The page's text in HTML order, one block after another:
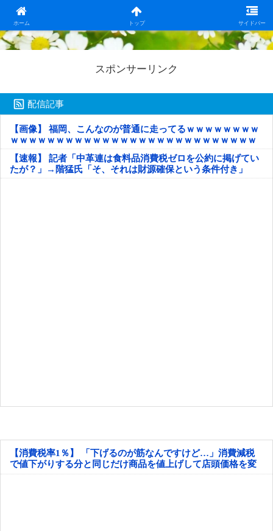
ホーム トップ サイドバー
日本第一！ニュース録
スポンサーリンク
配信記事
【画像】 福岡、こんなのが普通に走ってるｗｗｗｗｗｗｗｗ
ｗｗｗｗｗｗｗｗｗｗｗｗｗｗｗｗｗｗｗｗｗｗｗｗｗｗｗ
ｗｗｗｗｗ
【速報】 記者「中革連は食料品消費税ゼロを公約に掲げてい
たが？」→階猛氏「そ、それは財源確保という条件付き」
【消費税率1％】 「下げるのが筋なんですけど…」消費減税
で値下がりする分と同じだけ商品を値上げして店頭価格を変
えない店も